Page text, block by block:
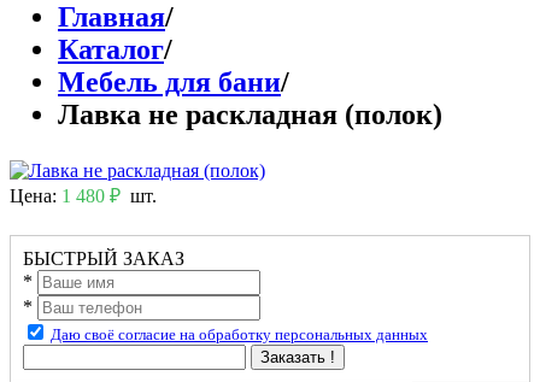
Главная/
Каталог/
Мебель для бани/
Лавка не раскладная (полок)
Цена: 1 480 ₽ шт.
БЫСТРЫЙ ЗАКАЗ
*
*
Даю своё согласие на обработку персональных данных
Заказать !